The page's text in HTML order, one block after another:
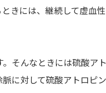
きには、継続して虚血
そんなときには硫酸ア
に対して硫酸アトロピ